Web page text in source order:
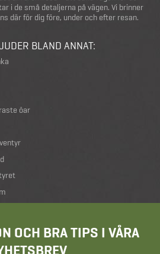
i de små detaljerna på vägen. Vi brinner
där för dig före, under och efter resan.
BLAND ANNAT:
öar
OCH BRA TIPS I VÅRA